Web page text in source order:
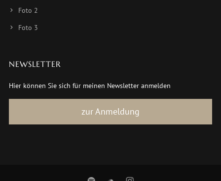
Foto 2
Foto 3
NEWSLETTER
Hier können Sie sich für meinen Newsletter anmelden
zur Anmeldung